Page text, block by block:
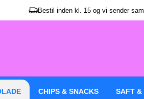
Bestil inden kl. 15 og vi sender
CHIPS & SNACKS SAFT &